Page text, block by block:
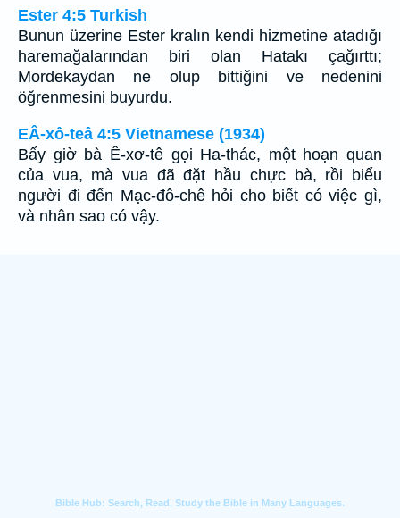
Ester 4:5 Turkish
Bunun üzerine Ester kralın kendi hizmetine atadığı
haremağalarından biri olan Hatakı çağırttı;
Mordekaydan ne olup bittiğini ve nedenini
öğrenmesini buyurdu.
EÂ-xô-teâ 4:5 Vietnamese (1934)
Bấy giờ bà Ê-xơ-tê gọi Ha-thác, một hoạn quan
của vua, mà vua đã đặt hầu chực bà, rồi biểu
người đi đến Mạc-đô-chê hỏi cho biết có việc gì,
và nhân sao có vậy.